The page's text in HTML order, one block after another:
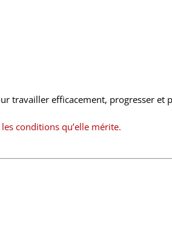
travailler efficacement, progresser et
conditions qu’elle mérite.